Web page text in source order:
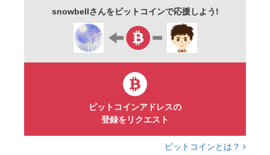
snowbellさんをビットコインで応援しよう!
ビットコインアドレスの
登録をリクエスト
ビットコインとは？